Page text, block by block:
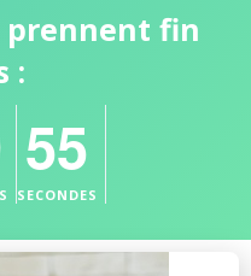
prennent fin
:
54
SECONDES